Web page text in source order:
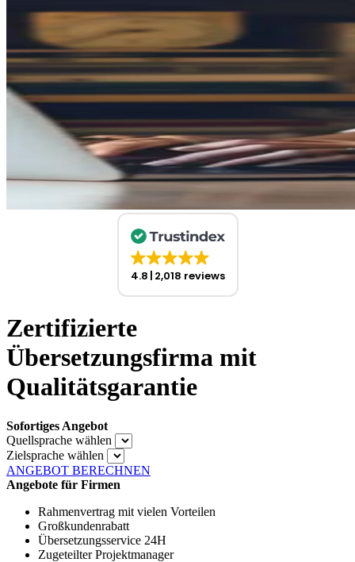
4.8 2,018 reviews
Zertifizierte
Übersetzungsfirma mit
Qualitätsgarantie
Sofortiges Angebot
Quellsprache wählen
Zielsprache wählen
ANGEBOT BERECHNEN
Angebote für Firmen
Rahmenvertrag mit vielen Vorteilen
Großkundenrabatt
Übersetzungsservice 24H
Zugeteilter Projektmanager